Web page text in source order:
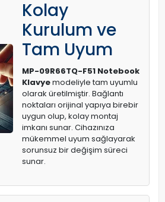
Kolay
Kurulum ve
Tam Uyum
MP-09R66TQ-F51 Notebook
Klavyemodeliyle tam uyumlu
olarak üretilmiştir. Bağlantı
noktaları orijinal yapıya birebir
uygun olup, kolay montaj
imkanı sunar. Cihazınıza
mükemmel uyum sağlayarak
sorunsuz bir değişim süreci
sunar.